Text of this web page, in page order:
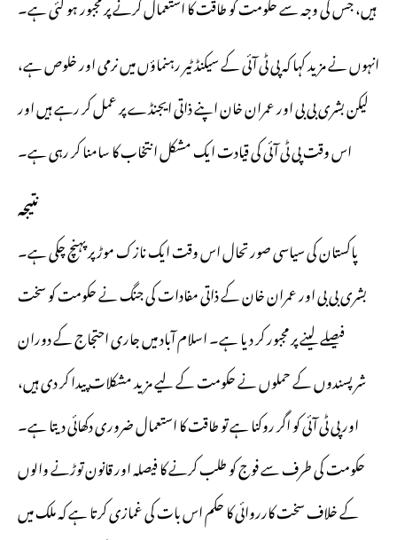
انہوں نے مزید کہا کہ پی ٹی آئی کے سیکنڈ ٹیر رہنماؤں میں نرمی اور خلوص ہے،
لیکن بشری بی بی اور عمران خان اپنے ذاتی ایجنڈے پر عمل کر رہے ہیں اور
اس وقت پی ٹی آئی کی قیادت ایک مشکل انتخاب کا سامنا کر رہی ہے۔
نتیجہ
پاکستان کی سیاسی صورتحال اس وقت ایک نازک موڑ پر پہنچ چکی ہے۔
بشری بی بی اور عمران خان کے ذاتی مفادات کی جنگ نے حکومت کو سخت
فیصلے لینے پر مجبور کر دیا ہے۔ اسلام آباد میں جاری احتجاج کے دوران
شرپسندوں کے حملوں نے حکومت کے لیے مزید مشکلات پیدا کر دی ہیں،
اور پی ٹی آئی کو اگر روکنا ہے تو طاقت کا استعمال ضروری دکھائی دیتا ہے۔
حکومت کی طرف سے فوج کو طلب کرنے کا فیصلہ اور قانون توڑنے والوں
کے خلاف سخت کارروائی کا حکم اس بات کی غمازی کرتا ہے کہ ملک میں